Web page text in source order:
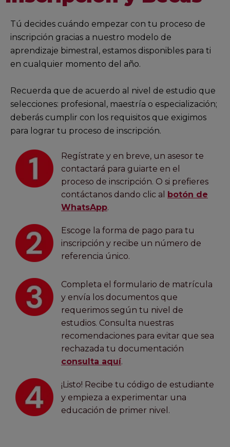
Tú decides cuándo empezar con tu proceso de
inscripción gracias a nuestro modelo de
aprendizaje bimestral, estamos disponibles para ti
en cualquier momento del año.
Recuerda que de acuerdo al nivel de estudio que
selecciones: profesional, maestría o especialización;
deberás cumplir con los requisitos que exigimos
para lograr tu proceso de inscripción.
Regístrate y en breve, un asesor te
contactará para guiarte en el
proceso de inscripción. O si prefieres
contáctanos dando clic al botón de
WhatsApp.
Escoge la forma de pago para tu
inscripción y recibe un número de
referencia único.
Completa el formulario de matrícula
y envía los documentos que
requerimos según tu nivel de
estudios. Consulta nuestras
recomendaciones para evitar que sea
rechazada tu documentación
consulta aquí.
¡Listo! Recibe tu código de estudiante
y empieza a experimentar una
educación de primer nivel.